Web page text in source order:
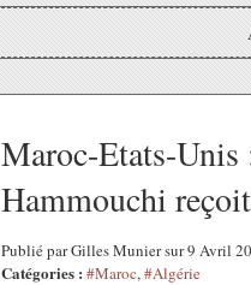
Maroc-Etats-
Hammouchi
Publié par Gilles Munier sur 9 Avril
Catégories : #Maroc,#Algérie